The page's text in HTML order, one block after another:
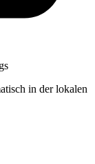
in der lokalen